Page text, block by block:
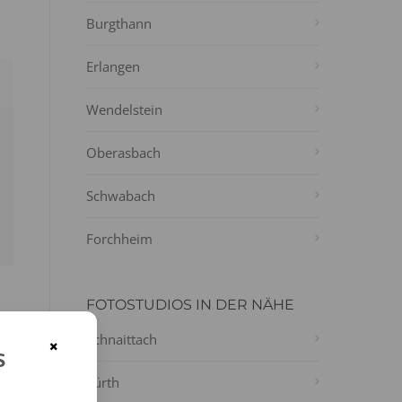
Burgthann
Erlangen
Wendelstein
Oberasbach
Schwabach
Forchheim
FOTOSTUDIOS IN DER NÄHE
Schnaittach
Fürth
×